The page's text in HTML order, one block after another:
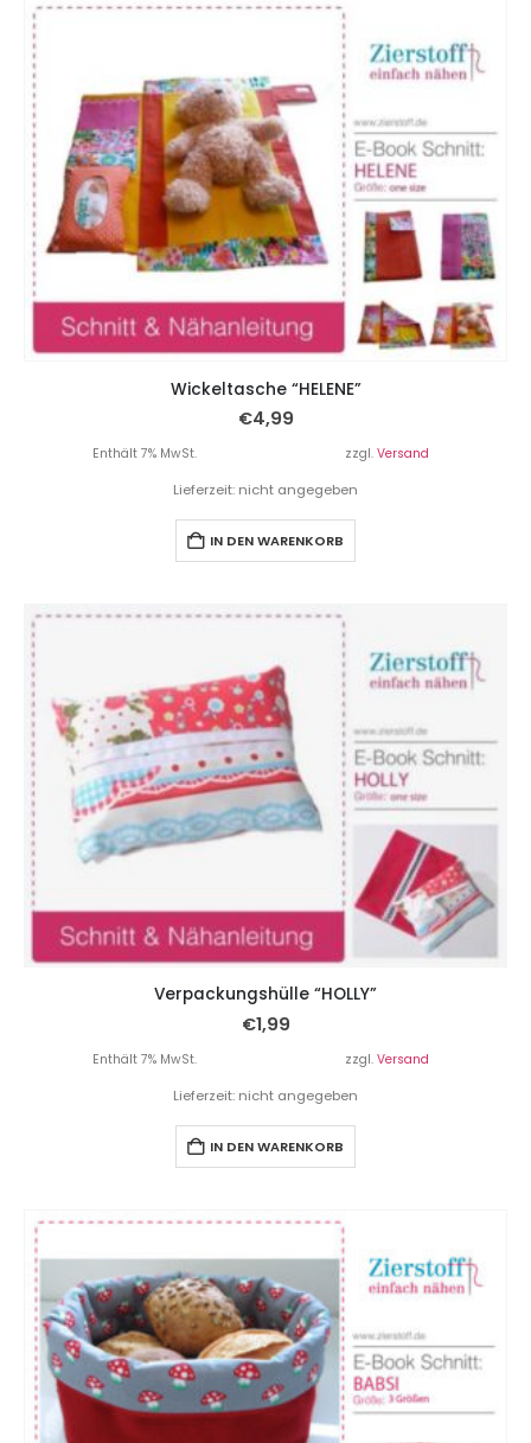
Wickeltasche “HELENE”
€4,99
Enthält 7% MwSt. zzgl. Versand
Lieferzeit: nicht angegeben
IN DEN WARENKORB
Verpackungshülle “HOLLY”
€1,99
Enthält 7% MwSt. zzgl. Versand
Lieferzeit: nicht angegeben
IN DEN WARENKORB